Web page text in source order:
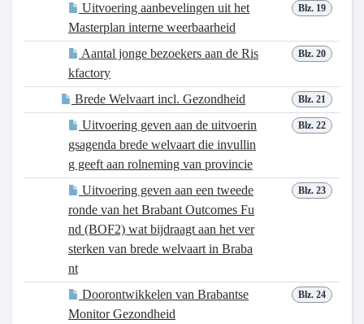
Blz. 19
Uitvoering aanbevelingen uit het
Masterplan interne weerbaarheid
Blz. 20
Aantal jonge bezoekers aan de Ris
kfactory
Blz. 21
Brede Welvaart incl. Gezondheid
Blz. 22
Uitvoering geven aan de uitvoerin
gsagenda brede welvaart die invullin
g geeft aan rolneming van provincie
Blz. 23
Uitvoering geven aan een tweede
ronde van het Brabant Outcomes Fu
nd (BOF2) wat bijdraagt aan het ver
sterken van brede welvaart in Braba
nt
Blz. 24
Doorontwikkelen van Brabantse
Monitor Gezondheid